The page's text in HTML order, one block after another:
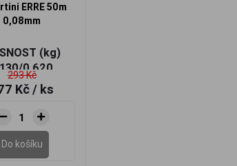
ERRE 50m
0,08mm
(kg)
0,620
293 Kč
Kč/ ks
Do košíku